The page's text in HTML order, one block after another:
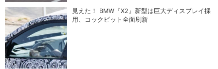
見えた！ BMW『X2』新型は巨大ディスプレイ採
用、コックピット全面刷新